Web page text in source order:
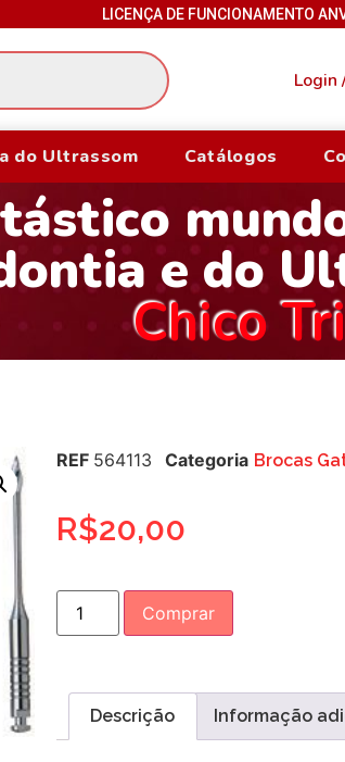
LICENÇA DE FUNCIONAMENTO
Login
do Ultrassom Catálogos
e do
Chico
REF 564113 Categoria Brocas
R$20,00
Comprar
Descrição Informação